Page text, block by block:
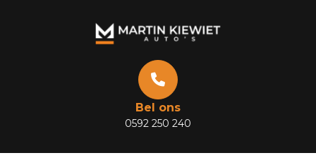
Bel ons
0592 250 240